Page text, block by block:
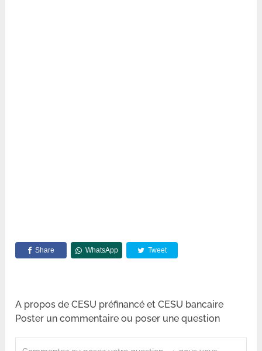
Share WhatsApp Tweet
A propos de CESU préfinancé et CESU bancaire
Poster un commentaire ou poser une question